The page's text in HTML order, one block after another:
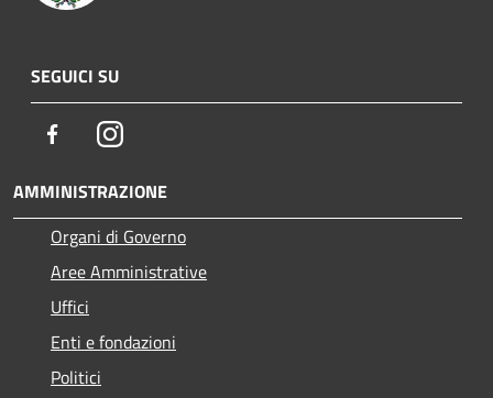
SEGUICI SU
FacebookInstagram
AMMINISTRAZIONE
Organi di Governo
Aree Amministrative
Uffici
Enti e fondazioni
Politici